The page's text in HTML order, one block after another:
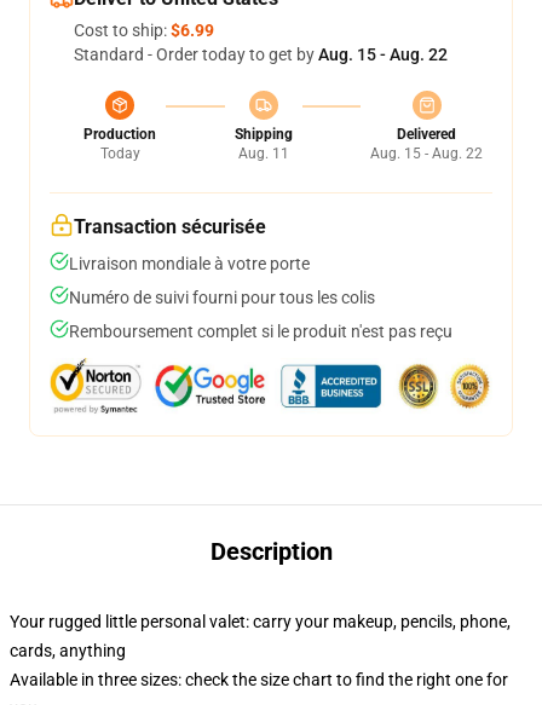
Cost to ship:$6.99
Standard - Order today to get byAug. 15 - Aug. 22
Production
Today
Shipping
Aug. 11
Delivered
Aug. 15 - Aug. 22
Transaction sécurisée
Livraison mondiale à votre porte
Numéro de suivi fourni pour tous les colis
Remboursement complet si le produit n'est pas reçu
Description
Your rugged little personal valet: carry your makeup, pencils, phone,
cards, anything
Available in three sizes: check the size chart to find the right one for